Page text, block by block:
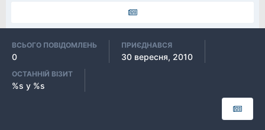
ВСЬОГО ПОВІДОМЛЕНЬ
0
ПРИЄДНАВСЯ
30 вересня, 2010
ОСТАННІЙ ВІЗИТ
%s у %s